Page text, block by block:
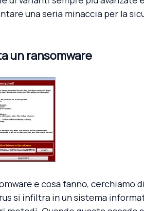
una seria minaccia per la
un ransomware
e cosa fanno, cerchiamo
si infiltra in un sistema